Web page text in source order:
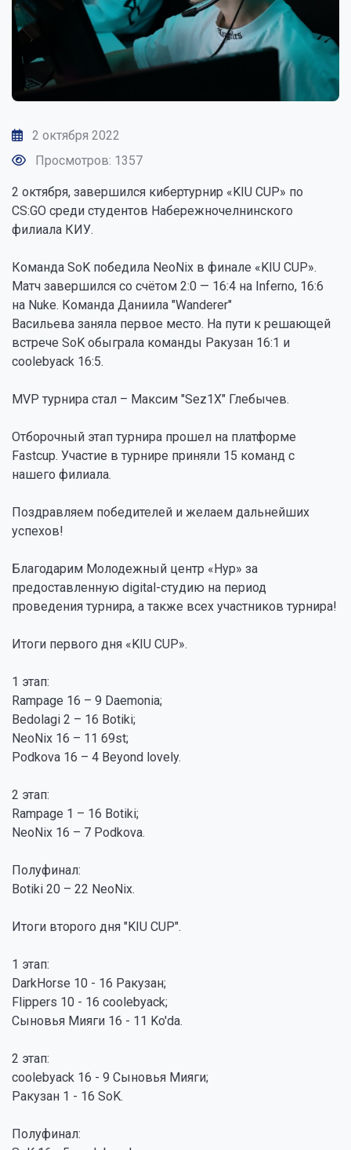
2 октября 2022
Просмотров: 1357
2 октября, завершился кибертурнир «KIU CUP» по
CS:GO среди студентов Набережночелнинского
филиала КИУ.
Команда SoK победила NeoNix в финале «KIU CUP».
Матч завершился со счётом 2:0 — 16:4 на Inferno, 16:6
на Nuke. Команда Даниила "Wanderer"
Васильева заняла первое место. На пути к решающей
встрече SoK обыграла команды Ракузан 16:1 и
coolebyack 16:5.
MVP турнира стал – Максим "Sez1X" Глебычев.
Отборочный этап турнира прошел на платформе
Fastcup. Участие в турнире приняли 15 команд с
нашего филиала.
Поздравляем победителей и желаем дальнейших
успехов!
Благодарим Молодежный центр «Нур» за
предоставленную digital-студию на период
проведения турнира, а также всех участников турнира!
Итоги первого дня «KIU CUP».
1 этап:
Rampage 16 – 9 Daemonia;
Bedolagi 2 – 16 Botiki;
NeoNix 16 – 11 69st;
Podkova 16 – 4 Beyond lovely.
2 этап:
Rampage 1 – 16 Botiki;
NeoNix 16 – 7 Podkova.
Полуфинал:
Botiki 20 – 22 NeoNix.
Итоги второго дня "KIU CUP".
1 этап:
DarkHorse 10 - 16 Ракузан;
Flippers 10 - 16 coolebyack;
Сыновья Мияги 16 - 11 Ko'da.
2 этап:
coolebyack 16 - 9 Сыновья Мияги;
Ракузан 1 - 16 SoK.
Полуфинал: